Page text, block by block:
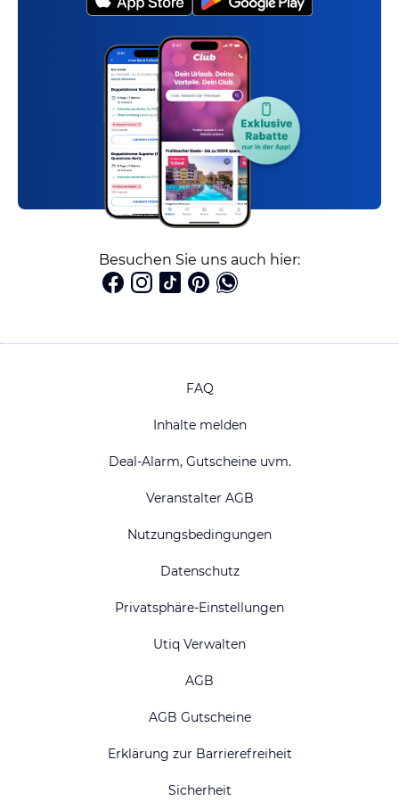
Besuchen Sie uns auch hier:
FAQ
Inhalte melden
Deal-Alarm, Gutscheine uvm.
Veranstalter AGB
Nutzungsbedingungen
Datenschutz
Privatsphäre-Einstellungen
Utiq Verwalten
AGB
AGB Gutscheine
Erklärung zur Barrierefreiheit
Sicherheit